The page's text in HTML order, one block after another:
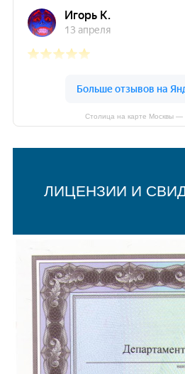
Столица на карте Москвы —
ЛИЦЕНЗИИ И